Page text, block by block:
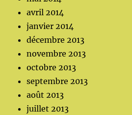
avril 2014
janvier 2014
décembre 2013
novembre 2013
octobre 2013
septembre 2013
août 2013
juillet 2013